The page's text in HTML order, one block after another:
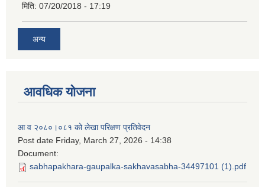
मिति: 07/20/2018 - 17:19
अन्य
आवधिक योजना
आ व २०८०।०८१ को लेखा परिक्षण प्रतिवेदन
Post date Friday, March 27, 2026 - 14:38
Document:
sabhapakhara-gaupalka-sakhavasabha-34497101 (1).pdf